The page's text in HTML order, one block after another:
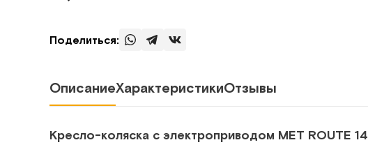
Поделиться:
ОписаниеХарактеристикиОтзывы
Кресло-коляска с электроприводом MET ROUTE 14